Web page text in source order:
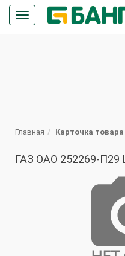
Кнопка
меню
Главная Карточка товара
ГАЗ ОАО 252269-П29